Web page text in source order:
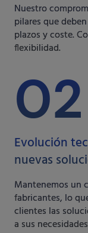
Nuestro
pilares que
plazos y coste.
flexibilidad.
02
Evolución
nuevas
Mantenemos un
fabricantes, lo
clientes las
a sus